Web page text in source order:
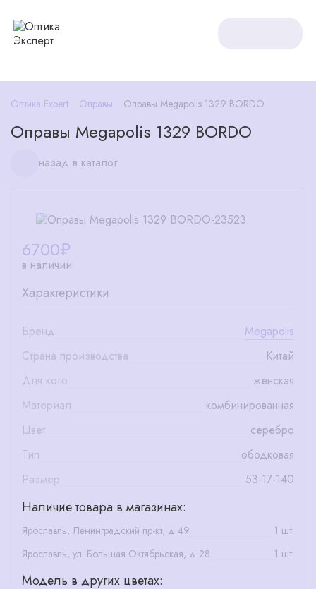
Оптика Expert Оправы Оправы Megapolis 1329 BORDO
Оправы Megapolis 1329 BORDO
назад в каталог
6700₽
в наличии
Характеристики
Бренд
Megapolis
Страна производства
Китай
Для кого
женская
Материал
комбинированная
Цвет
серебро
Тип
ободковая
Размер
53-17-140
Наличие товара в магазинах:
Ярославль, Ленинградский пр-кт, д 49
1 шт.
Ярославль, ул. Большая Октябрьская, д 28
1 шт.
Модель в других цветах: